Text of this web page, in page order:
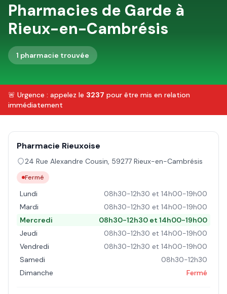
Pharmacies de Garde à
Rieux-en-Cambrésis
1 pharmacie trouvée
🚨 Urgence : appelez le 3237 pour être mis en relation
immédiatement
Pharmacie Rieuxoise
24 Rue Alexandre Cousin, 59277 Rieux-en-Cambrésis
Fermé
Lundi
08h30-12h30 et 14h00-19h00
Mardi
08h30-12h30 et 14h00-19h00
Mercredi
08h30-12h30 et 14h00-19h00
Jeudi
08h30-12h30 et 14h00-19h00
Vendredi
08h30-12h30 et 14h00-19h00
Samedi
08h30-12h30
Dimanche
Fermé